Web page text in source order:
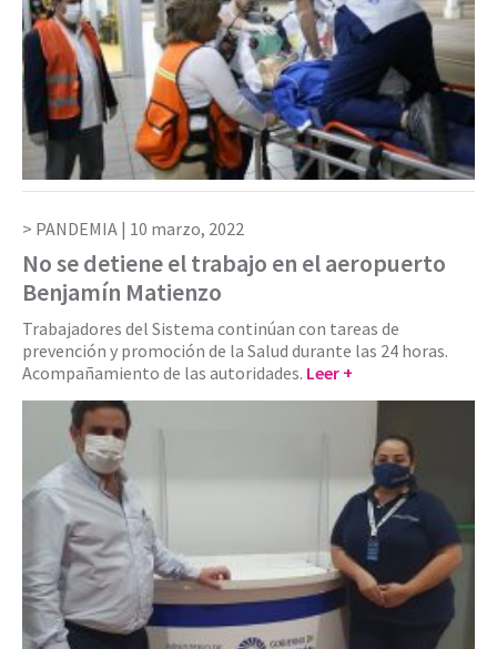
PANDEMIA | 10 marzo, 2022
No se detiene el trabajo en el aeropuerto
Benjamín Matienzo
Trabajadores del Sistema continúan con tareas de
prevención y promoción de la Salud durante las 24 horas.
Acompañamiento de las autoridades. Leer +